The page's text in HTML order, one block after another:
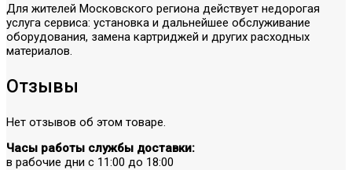
Для жителей Московского региона действует недорогая
услуга сервиса: установка и дальнейшее обслуживание
оборудования, замена картриджей и других расходных
материалов.
Отзывы
Нет отзывов об этом товаре.
Часы работы службы доставки:
в рабочие дни с 11:00 до 18:00